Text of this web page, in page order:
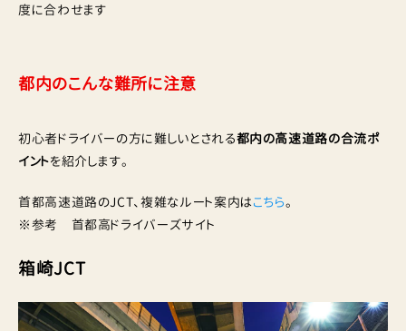
度に合わせます
都内のこんな難所に注意
初心者ドライバーの方に難しいとされる都内の高速道路の合流ポ
イントを紹介します。
首都高速道路のJCT、複雑なルート案内はこちら。
※参考 首都高ドライバーズサイト
箱崎JCT